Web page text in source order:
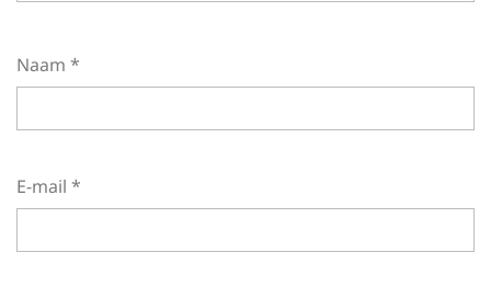
Naam *
E-mail *